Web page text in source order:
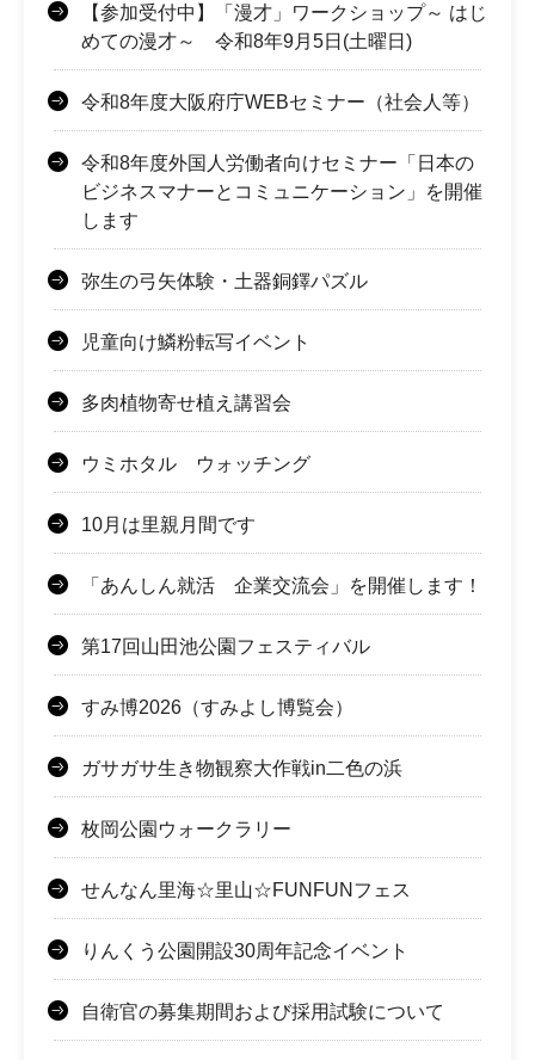
【参加受付中】「漫才」ワークショップ～ はじ
めての漫才～ 令和8年9月5日(土曜日)
令和8年度大阪府庁WEBセミナー（社会人等）
令和8年度外国人労働者向けセミナー「日本の
ビジネスマナーとコミュニケーション」を開催
します
弥生の弓矢体験・土器銅鐸パズル
児童向け鱗粉転写イベント
多肉植物寄せ植え講習会
ウミホタル ウォッチング
10月は里親月間です
「あんしん就活 企業交流会」を開催します！
第17回山田池公園フェスティバル
すみ博2026（すみよし博覧会）
ガサガサ生き物観察大作戦in二色の浜
枚岡公園ウォークラリー
せんなん里海☆里山☆FUNFUNフェス
りんくう公園開設30周年記念イベント
自衛官の募集期間および採用試験について